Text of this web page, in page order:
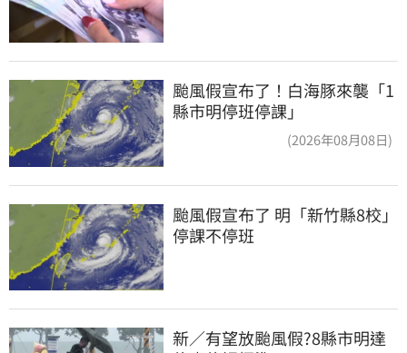
颱風假宣布了！白海豚來襲「1
縣市明停班停課」
(2026年08月08日)
颱風假宣布了 明「新竹縣8校」
停課不停班
新／有望放颱風假?8縣市明達